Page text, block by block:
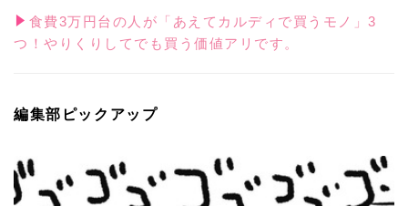
食費3万円台の人が「あえてカルディで買うモノ」3
つ！やりくりしてでも買う価値アリです。
編集部ピックアップ